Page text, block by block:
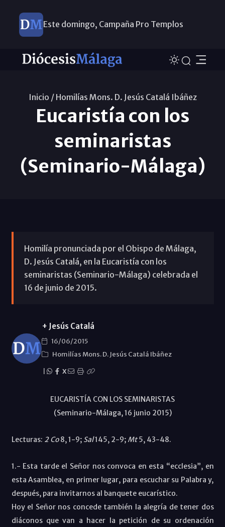
Este domingo, Campaña Pro Templos
Inicio / Homilías Mons. D. Jesús Catalá Ibáñez
Eucaristía con los
seminaristas
(Seminario-Málaga)
Homilía pronunciada por el Obispo de Málaga,
D. Jesús Catalá, en la Eucaristía con los
seminaristas (Seminario-Málaga) celebrada el
16 de junio de 2015.
+ Jesús Catalá
16/06/2015
Homilías Mons. D. Jesús Catalá Ibáñez
X
EUCARISTÍA CON LOS SEMINARISTAS
(Seminario-Málaga, 16 junio 2015)
Lecturas: 2Co8, 1-9; Sal145, 2-9; Mt5, 43-48.
1.- Esta tarde el Señor nos convoca en esta “ecclesia”, en
esta Asamblea, en primer lugar, para escuchar su Palabra y,
después, para invitarnos al banquete eucarístico.
Hoy el Señor nos concede también la alegría de tener dos
diáconos que van a hacer la petición de su ordenación